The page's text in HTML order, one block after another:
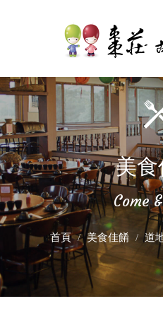
美
Come
首頁 美食佳餚 道